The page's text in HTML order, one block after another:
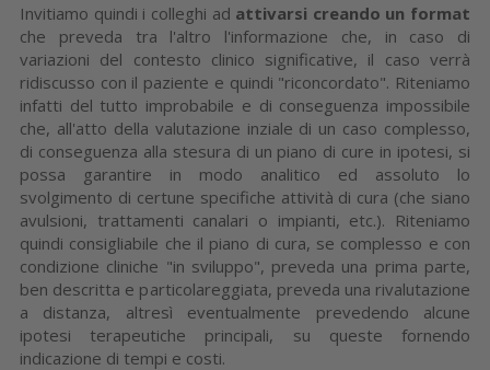
Invitiamo quindi i colleghi ad attivarsi creando un format
che preveda tra l'altro l'informazione che, in caso di
variazioni del contesto clinico significative, il caso verrà
ridiscusso con il paziente e quindi "riconcordato". Riteniamo
infatti del tutto improbabile e di conseguenza impossibile
che, all'atto della valutazione inziale di un caso complesso,
di conseguenza alla stesura di un piano di cure in ipotesi, si
possa garantire in modo analitico ed assoluto lo
svolgimento di certune specifiche attività di cura (che siano
avulsioni, trattamenti canalari o impianti, etc.). Riteniamo
quindi consigliabile che il piano di cura, se complesso e con
condizione cliniche "in sviluppo", preveda una prima parte,
ben descritta e particolareggiata, preveda una rivalutazione
a distanza, altresì eventualmente prevedendo alcune
ipotesi terapeutiche principali, su queste fornendo
indicazione di tempi e costi.